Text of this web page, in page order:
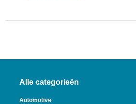
Alle categorieën
Automotive